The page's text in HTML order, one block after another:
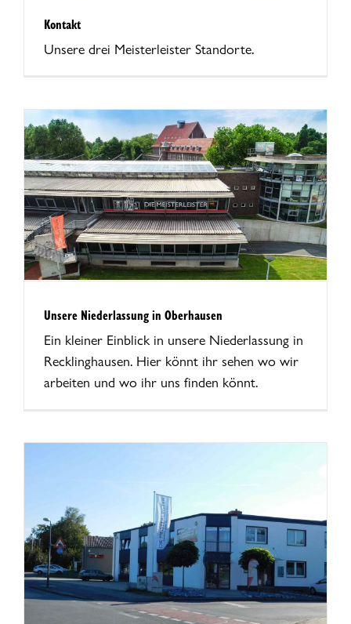
Kontakt
Unsere drei Meisterleister Standorte.
Unsere Niederlassung in Oberhausen
Ein kleiner Einblick in unsere Niederlassung in
Recklinghausen. Hier könnt ihr sehen wo wir
arbeiten und wo ihr uns finden könnt.